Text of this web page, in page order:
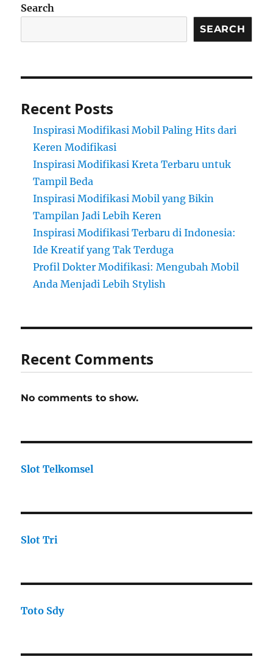
Search
SEARCH
Recent Posts
Inspirasi Modifikasi Mobil Paling Hits dari
Keren Modifikasi
Inspirasi Modifikasi Kreta Terbaru untuk
Tampil Beda
Inspirasi Modifikasi Mobil yang Bikin
Tampilan Jadi Lebih Keren
Inspirasi Modifikasi Terbaru di Indonesia:
Ide Kreatif yang Tak Terduga
Profil Dokter Modifikasi: Mengubah Mobil
Anda Menjadi Lebih Stylish
Recent Comments
No comments to show.
Slot Telkomsel
Slot Tri
Toto Sdy